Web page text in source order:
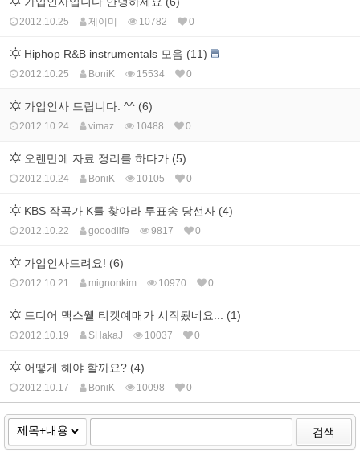
2012.10.25 제이미 10782 0
Hiphop R&B instrumentals 모음 (11)
2012.10.25 BoniK 15534 0
가입인사 드립니다. ^^ (6)
2012.10.24 vimaz 10488 0
오랜만에 자료 정리를 하다가 (5)
2012.10.24 BoniK 10105 0
KBS 작곡가 K를 찾아라 투표송 당선자 (4)
2012.10.22 gooodlife 9817 0
가입인사드려요! (6)
2012.10.21 mignonkim 10970 0
드디어 맥스웰 티켓예매가 시작됬네요... (1)
2012.10.19 SHakaJ 10037 0
어떻게 해야 할까요? (4)
2012.10.17 BoniK 10098 0
검색